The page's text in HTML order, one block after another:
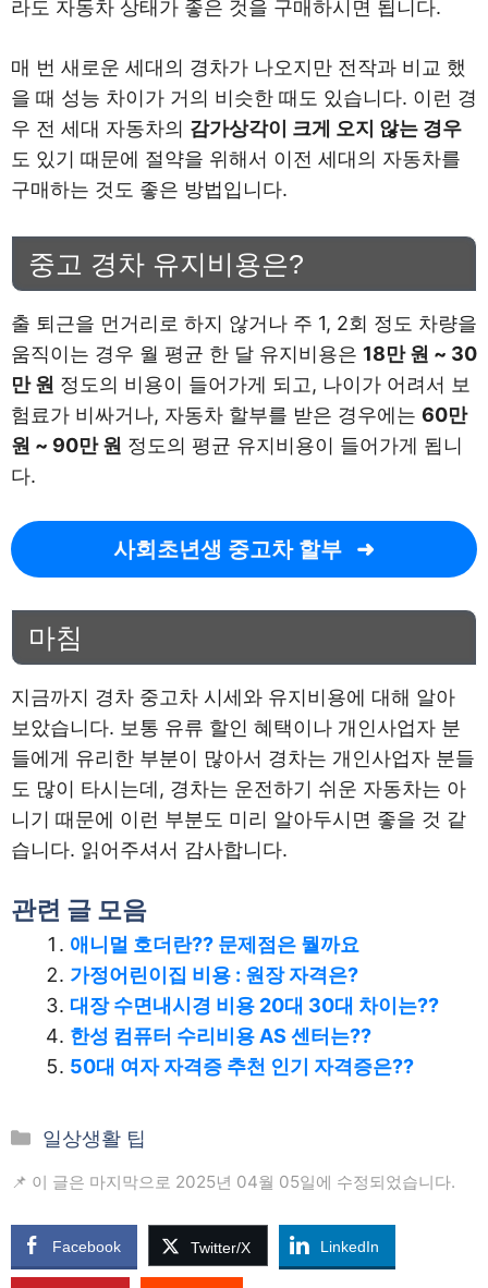
라도 자동차 상태가 좋은 것을 구매하시면 됩니다.
매 번 새로운 세대의 경차가 나오지만 전작과 비교 했
을 때 성능 차이가 거의 비슷한 때도 있습니다. 이런 경
우 전 세대 자동차의 감가상각이 크게 오지 않는 경우
도 있기 때문에 절약을 위해서 이전 세대의 자동차를
구매하는 것도 좋은 방법입니다.
중고 경차 유지비용은?
출 퇴근을 먼거리로 하지 않거나 주 1, 2회 정도 차량을
움직이는 경우 월 평균 한 달 유지비용은 18만 원 ~ 30
만 원 정도의 비용이 들어가게 되고, 나이가 어려서 보
험료가 비싸거나, 자동차 할부를 받은 경우에는 60만
원 ~ 90만 원 정도의 평균 유지비용이 들어가게 됩니
다.
사회초년생 중고차 할부
마침
지금까지 경차 중고차 시세와 유지비용에 대해 알아
보았습니다. 보통 유류 할인 혜택이나 개인사업자 분
들에게 유리한 부분이 많아서 경차는 개인사업자 분들
도 많이 타시는데, 경차는 운전하기 쉬운 자동차는 아
니기 때문에 이런 부분도 미리 알아두시면 좋을 것 같
습니다. 읽어주셔서 감사합니다.
관련 글 모음
애니멀 호더란?? 문제점은 뭘까요
가정어린이집 비용 : 원장 자격은?
대장 수면내시경 비용 20대 30대 차이는??
한성 컴퓨터 수리비용 AS 센터는??
50대 여자 자격증 추천 인기 자격증은??
카
고
리
일상생활 팁
📌 이 글은 마지막으로 2025년 04월 05일에 수정되었습니다.
Facebook Twitter/X LinkedIn